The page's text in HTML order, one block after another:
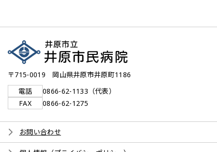
〒715-0019 岡山県井原市井原町1186
電話
0866-62-1133（代表）
FAX
0866-62-1275
お問い合わせ